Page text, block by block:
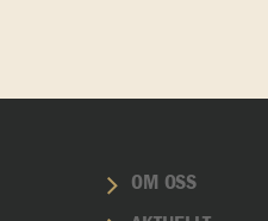
OM OSS